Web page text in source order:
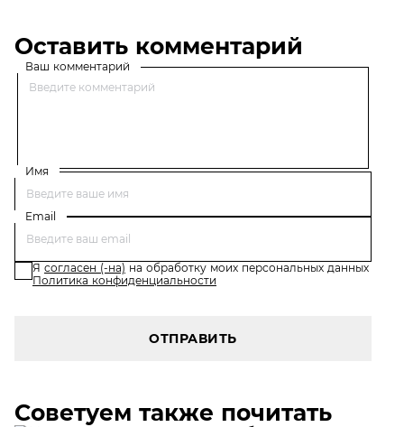
Оставить комментарий
Ваш комментарий
Имя
Email
Я согласен (-на) на обработку моих персональных данных
Политика конфиденциальности
ОТПРАВИТЬ
Советуем также почитать